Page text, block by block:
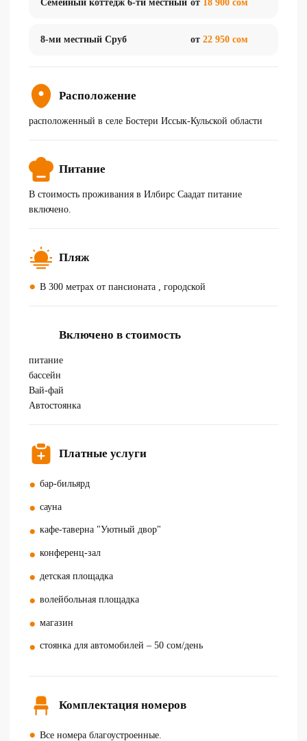
Семейный коттедж 6-ти местный от 18 900 сом
8-ми местный Сруб от 22 950 сом
Расположение
расположенный в селе Бостери Иссык-Кульской области
Питание
В стоимость проживания в Илбирс Саадат питание
включено.
Пляж
В 300 метрах от пансионата , городской
Включено в стоимость
питание
бассейн
Вай-фай
Автостоянка
Платные услуги
бар-бильярд
сауна
кафе-таверна "Уютный двор"
конференц-зал
детская площадка
волейбольная площадка
магазин
стоянка для автомобилей – 50 сом/день
Комплектация номеров
Все номера благоустроенные.